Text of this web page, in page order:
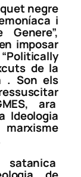
negre
i
imposar
de la
. Son els
ara
Ideologia
satanica